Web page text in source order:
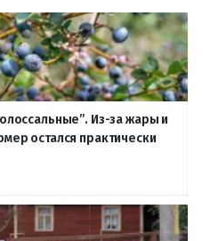
Из-за жары и
остался практически